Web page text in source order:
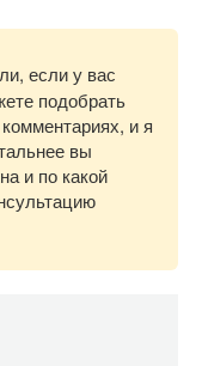
если у вас
подобрать
и я
вы
и по какой